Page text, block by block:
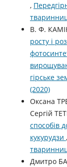
,
В. Ф.
росту і
гірське
(2020)
Оксана
Сергій
способів
кукурудзи ,
Дмитро